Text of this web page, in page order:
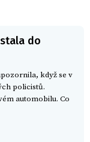
do
když se v
policistů.
automobilu. Co